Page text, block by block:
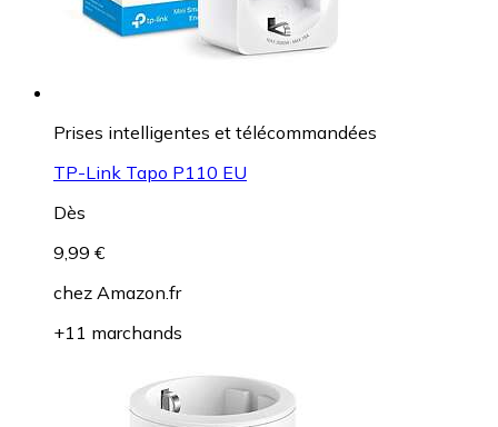
Prises intelligentes et télécommandées
TP-Link Tapo P110 EU
Dès
9,99 €
chez Amazon.fr
+11 marchands